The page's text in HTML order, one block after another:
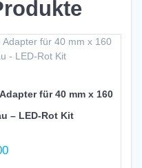
für 40 mm x 160
– LED-Rot Kit